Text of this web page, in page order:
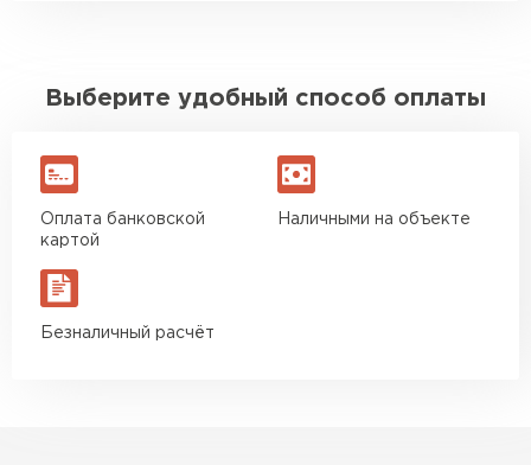
Выберите удобный способ оплаты
Оплата банковской
картой
Наличными на объекте
Безналичный расчёт